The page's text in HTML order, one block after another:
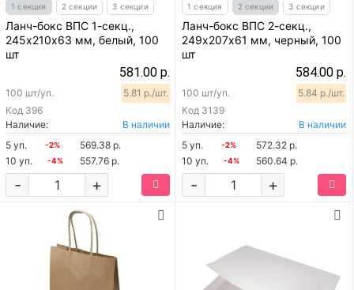
1 секция 2 секции 3 секции
Ланч-бокс ВПС 1-секц.,
245х210х63 мм, белый, 100
шт
581.00 р.
Код 396
100 шт/уп. 5.81 р./шт.
Наличие:
В наличии
5 уп.
-2%
569.38 р.
10 уп.
-4% 557.76 р.
+
-
1 секция 2 секции 3 секции
Ланч-бокс ВПС 2-секц.,
249х207х61 мм, черный, 100
шт
584.00 р.
Код 3139
100 шт/уп. 5.84 р./шт.
Наличие:
В наличии
5 уп.
-2%
572.32 р.
10 уп.
-4% 560.64 р.
+
-